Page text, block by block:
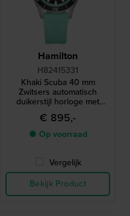
Hamilton
H82415331
Khaki Scuba 40 mm
Zwitsers automatisch
duikerstijl horloge met
datum
€ 895,-
● Op voorraad
Vergelijk
Bekijk Product